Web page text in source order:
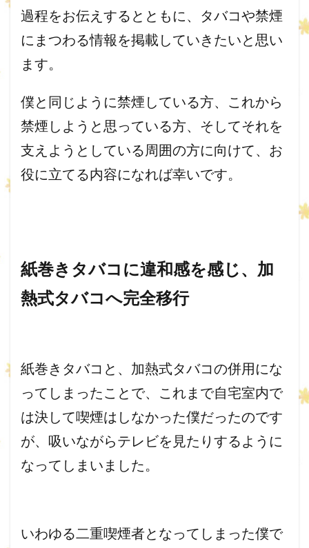
過程をお伝えするとともに、 タバコや禁煙
にまつわる情報を掲載していきたいと思い
ます。
僕と同じように禁煙している方、 これから
禁煙しようと思っている方、 そしてそれを
支えようとしている周囲の方に向けて、 お
役に立てる内容になれば幸いです。
紙巻きタバコに違和感を感じ、加
熱式タバコへ完全移行
紙巻きタバコと、加熱式タバコの併用にな
ってしまったことで、 これまで自宅室内で
は決して喫煙はしなかった僕だったのです
が、 吸いながらテレビを見たりするように
なってしまいました。
いわゆる二重喫煙者となってしまった僕で